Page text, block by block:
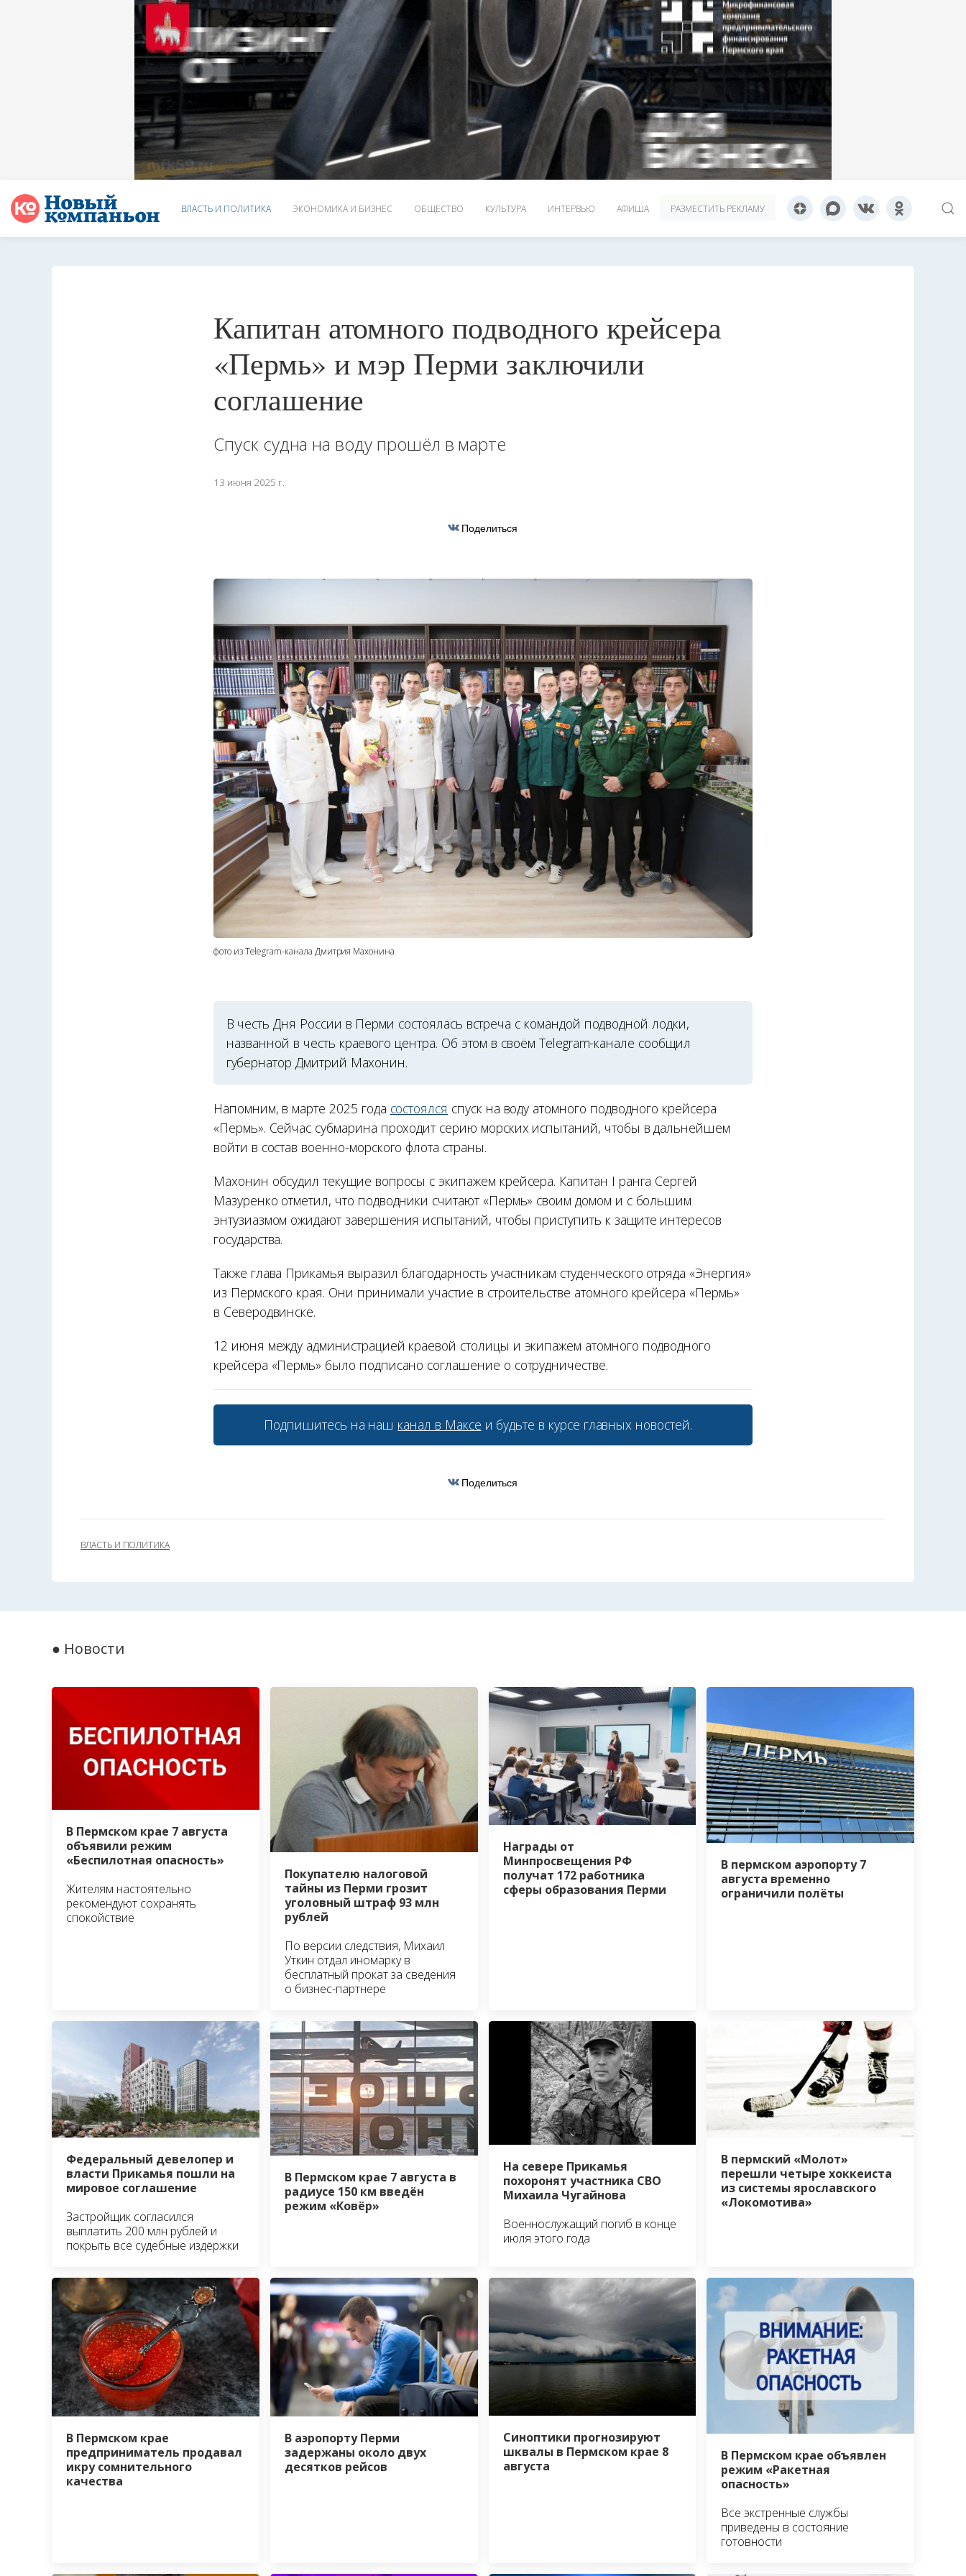
ВЛАСТЬ И ПОЛИТИКА ЭКОНОМИКА И БИЗНЕС ОБЩЕСТВО КУЛЬТУРА ИНТЕРВЬЮ АФИША РАЗМЕСТИТЬ РЕКЛАМУ
Капитан атомного подводного крейсера
«Пермь» и мэр Перми заключили
соглашение
Спуск судна на воду прошёл в марте
13 июня 2025 г.
Поделиться
фото из Telegram-канала Дмитрия Махонина
В честь Дня России в Перми состоялась встреча с командой подводной лодки,
названной в честь краевого центра. Об этом в своём Telegram-канале сообщил
губернатор Дмитрий Махонин.
Напомним, в марте 2025 года состоялся спуск на воду атомного подводного крейсера
«Пермь». Сейчас субмарина проходит серию морских испытаний, чтобы в дальнейшем
войти в состав военно-морского флота страны.
Махонин обсудил текущие вопросы с экипажем крейсера. Капитан I ранга Сергей
Мазуренко отметил, что подводники считают «Пермь» своим домом и с большим
энтузиазмом ожидают завершения испытаний, чтобы приступить к защите интересов
государства.
Также глава Прикамья выразил благодарность участникам студенческого отряда «Энергия»
из Пермского края. Они принимали участие в строительстве атомного крейсера «Пермь»
в Северодвинске.
12 июня между администрацией краевой столицы и экипажем атомного подводного
крейсера «Пермь» было подписано соглашение о сотрудничестве.
Подпишитесь на наш канал в Максе и будьте в курсе главных новостей.
Поделиться
ВЛАСТЬ И ПОЛИТИКА
● Новости
В Пермском крае 7 августа
объявили режим
«Беспилотная опасность»
Жителям настоятельно
рекомендуют сохранять
спокойствие
Покупателю налоговой
тайны из Перми грозит
уголовный штраф 93 млн
рублей
По версии следствия, Михаил
Уткин отдал иномарку в
бесплатный прокат за сведения
о бизнес-партнере
Награды от
Минпросвещения РФ
получат 172 работника
сферы образования Перми
В пермском аэропорту 7
августа временно
ограничили полёты
Федеральный девелопер и
власти Прикамья пошли на
мировое соглашение
Застройщик согласился
выплатить 200 млн рублей и
покрыть все судебные издержки
В Пермском крае 7 августа в
радиусе 150 км введён
режим «Ковёр»
На севере Прикамья
похоронят участника СВО
Михаила Чугайнова
Военнослужащий погиб в конце
июля этого года
В пермский «Молот»
перешли четыре хоккеиста
из системы ярославского
«Локомотива»
В Пермском крае
предприниматель продавал
икру сомнительного
качества
В аэропорту Перми
задержаны около двух
десятков рейсов
Синоптики прогнозируют
шквалы в Пермском крае 8
августа
В Пермском крае объявлен
режим «Ракетная
опасность»
Все экстренные службы
приведены в состояние
готовности